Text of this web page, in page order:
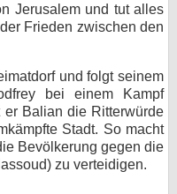
Jerusalem und tut alles
Frieden zwischen den
und folgt seinem
bei einem Kampf
Balian die Ritterwürde
Stadt. So macht
Bevölkerung gegen die
zu verteidigen.
Einstellungen
Ansicht